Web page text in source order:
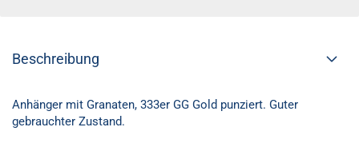
Beschreibung
Anhänger mit Granaten, 333er GG Gold punziert. Guter
gebrauchter Zustand.